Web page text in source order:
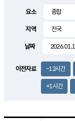
14.5
요소
지역
날짜
이전자료 -12시간
+1시간